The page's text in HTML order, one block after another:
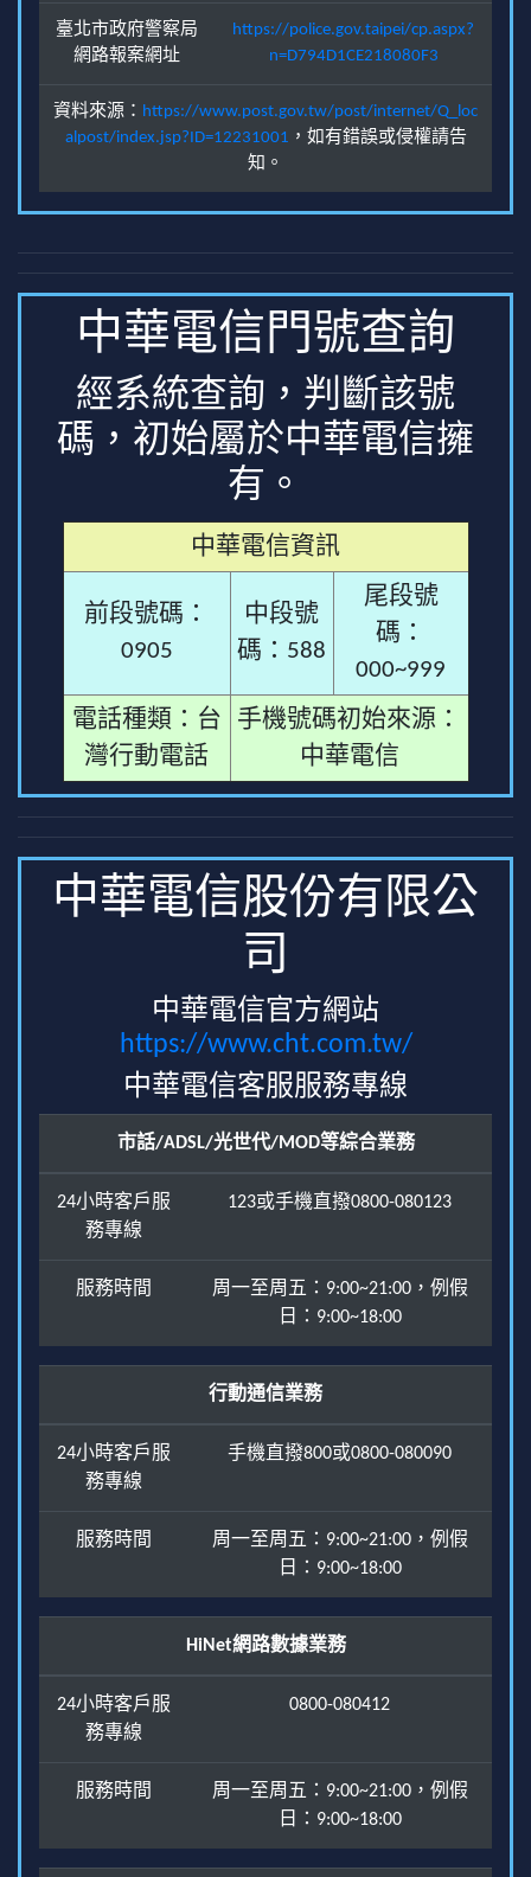
臺北市政府警察局
網路報案網址
https://police.gov.taipei/cp.aspx?
n=D794D1CE218080F3
資料來源： https://www.post.gov.tw/post/internet/Q_loc
alpost/index.jsp?ID=12231001 ，如有錯誤或侵權請告
知。
中華電信門號查詢
經系統查詢，判斷該號
碼，初始屬於中華電信擁
有。
中華電信資訊
前段號碼：
0905
中段號
碼：588
尾段號
碼：
000~999
電話種類：台
灣行動電話
手機號碼初始來源：
中華電信
中華電信股份有限公
司
中華電信官方網站
https://www.cht.com.tw/
中華電信客服服務專線
市話/ADSL/光世代/MOD等綜合業務
24小時客戶服
務專線
123或手機直撥0800-080123
服務時間
周一至周五：9:00~21:00，例假
日：9:00~18:00
行動通信業務
24小時客戶服
務專線
手機直撥800或0800-080090
服務時間
周一至周五：9:00~21:00，例假
日：9:00~18:00
HiNet網路數據業務
24小時客戶服
務專線
0800-080412
服務時間
周一至周五：9:00~21:00，例假
日：9:00~18:00